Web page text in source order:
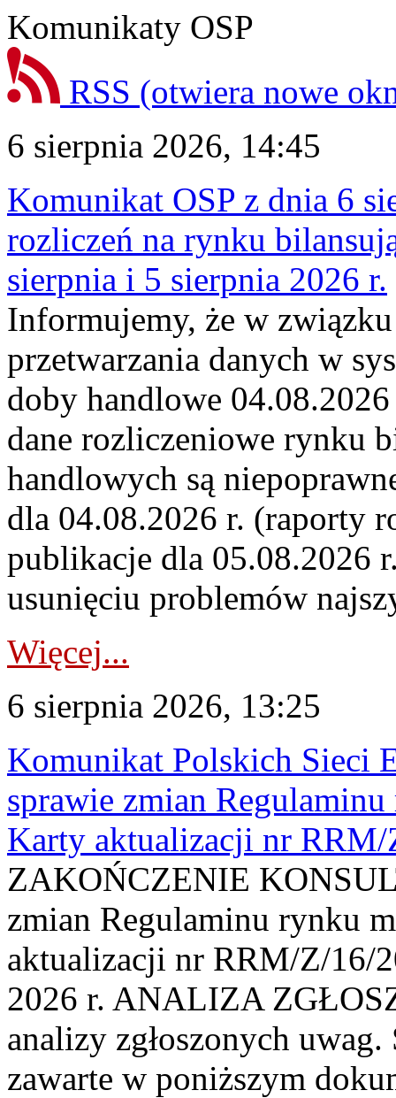
Komunikaty OSP
RSS (otwiera nowe
6 sierpnia 2026, 14:45
Komunikat OSP z dnia 6
rozliczeń na rynku
sierpnia i 5 sierpnia 2026 r.
Informujemy, że w
przetwarzania danych w
doby handlowe
dane rozliczeniowe rynku
handlowych są
dla 04.08.2026 r. (raporty
publikacje dla 05.08.2026
usunięciu problemów
Więcej...
6 sierpnia 2026, 13:25
Komunikat Polskich Sieci
sprawie zmian
Karty aktualizacji nr
ZAKOŃCZENIE
zmian Regulaminu rynku
aktualizacji nr RRM/Z/16/
2026 r. ANALIZA
analizy zgłoszonych
zawarte w poniższym